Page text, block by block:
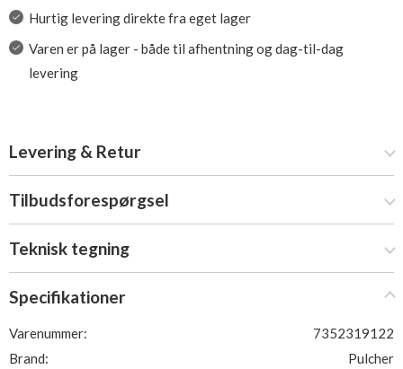
Hurtig levering direkte fra eget lager
Varen er på lager - både til afhentning og dag-til-dag
levering
Levering & Retur
Tilbudsforespørgsel
Teknisk tegning
Specifikationer
Varenummer:
7352319122
Brand:
Pulcher